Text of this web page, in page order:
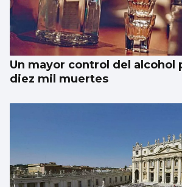
Un mayor control del alcohol
diez mil muertes